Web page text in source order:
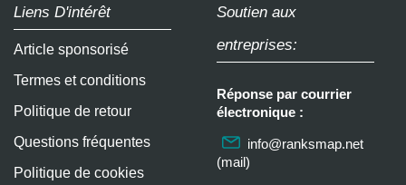
Liens D'intérêt
Article sponsorisé
Termes et conditions
Politique de retour
Questions fréquentes
Politique de cookies
Soutien aux
entreprises:
Réponse par courrier
électronique :
info@ranksmap.net
(mail)